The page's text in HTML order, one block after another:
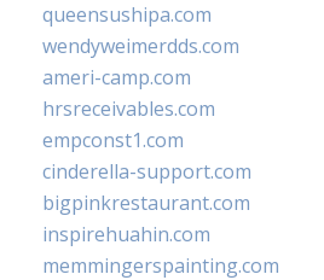
queensushipa.com
wendyweimerdds.com
ameri-camp.com
hrsreceivables.com
empconst1.com
cinderella-support.com
bigpinkrestaurant.com
inspirehuahin.com
memmingerspainting.com